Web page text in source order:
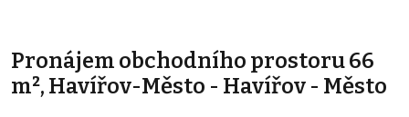
Pronájem obchodního prostoru 66
m², Havířov-Město - Havířov - Město